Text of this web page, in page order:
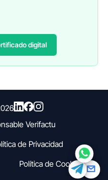
digital
Verifactu
de Privacidad
Política de Cookies